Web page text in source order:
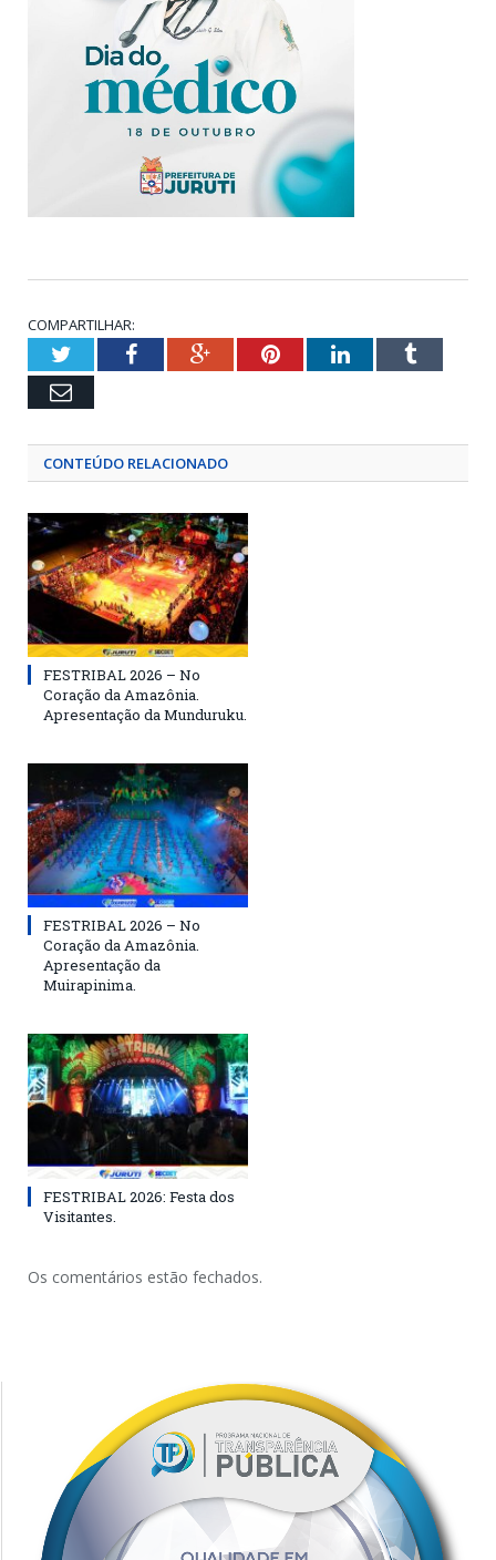
COMPARTILHAR:
TwitterFacebookGoogle+PinterestLinkedInTumblr
Email
CONTEÚDO RELACIONADO
FESTRIBAL 2026 – No
Coração da Amazônia.
Apresentação da Munduruku.
FESTRIBAL 2026 – No
Coração da Amazônia.
Apresentação da
Muirapinima.
FESTRIBAL 2026: Festa dos
Visitantes.
Os comentários estão fechados.